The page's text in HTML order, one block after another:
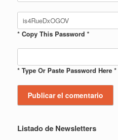
* Copy This Password *
* Type Or Paste Password Here *
Listado de Newsletters